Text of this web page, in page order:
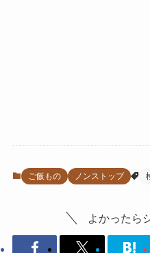
ご飯もの ノンストップ
よかったら